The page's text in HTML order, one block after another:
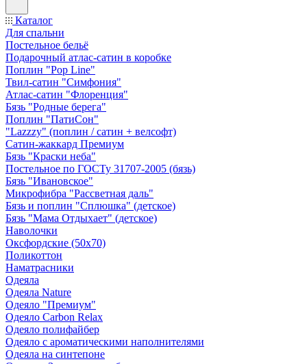
Каталог
Для спальни
Постельное бельё
Подарочный атлас-сатин в коробке
Поплин "Pop Line"
Твил-сатин "Симфония"
Атлас-сатин "Флоренция"
Бязь "Родные берега"
Поплин "ПатиСон"
"Lazzzy" (поплин / сатин + велсофт)
Сатин-жаккард Премиум
Бязь "Краски неба"
Постельное по ГОСТу 31707-2005 (бязь)
Бязь "Ивановское"
Микрофибра "Рассветная даль"
Бязь и поплин "Сплюшка" (детское)
Бязь "Мама Отдыхает" (детское)
Наволочки
Оксфордские (50х70)
Поликоттон
Наматрасники
Одеяла
Одеяла Nature
Одеяло "Премиум"
Одеяло Carbon Relax
Одеяло полифайбер
Одеяло с ароматическими наполнителями
Одеяла на синтепоне